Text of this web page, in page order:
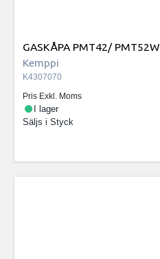
GASKÅPA PMT42/ PMT52W
Kemppi
K4307070
Pris Exkl. Moms
I lager
Säljs i Styck